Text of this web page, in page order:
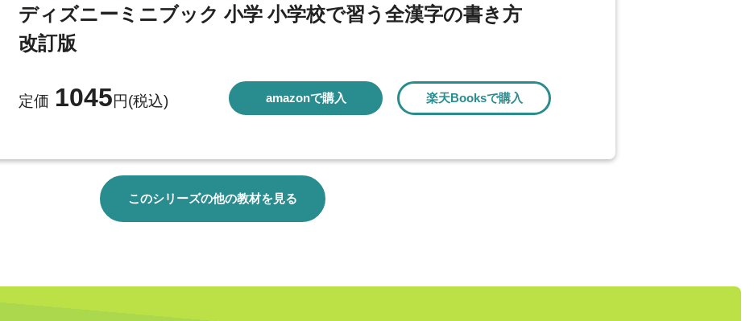
ディズニーミニブック 小学 小学校で習う全漢字の書き方
改訂版
定価 1045円(税込) amazonで購入 楽天Booksで購入
このシリーズの他の教材を見る